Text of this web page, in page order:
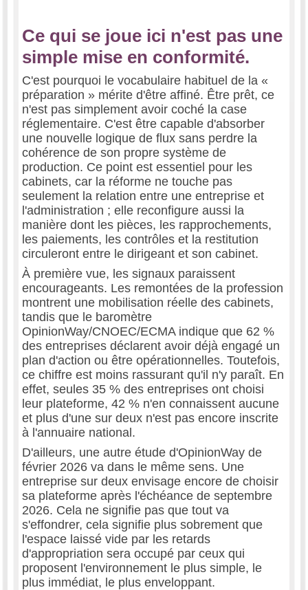
Ce qui se joue ici n'est pas une
simple mise en conformité.
C'est pourquoi le vocabulaire habituel de la «
préparation » mérite d'être affiné. Être prêt, ce
n'est pas simplement avoir coché la case
réglementaire. C'est être capable d'absorber
une nouvelle logique de flux sans perdre la
cohérence de son propre système de
production. Ce point est essentiel pour les
cabinets, car la réforme ne touche pas
seulement la relation entre une entreprise et
l'administration ; elle reconfigure aussi la
manière dont les pièces, les rapprochements,
les paiements, les contrôles et la restitution
circuleront entre le dirigeant et son cabinet.
À première vue, les signaux paraissent
encourageants. Les remontées de la profession
montrent une mobilisation réelle des cabinets,
tandis que le baromètre
OpinionWay/CNOEC/ECMA indique que 62 %
des entreprises déclarent avoir déjà engagé un
plan d'action ou être opérationnelles. Toutefois,
ce chiffre est moins rassurant qu'il n'y paraît. En
effet, seules 35 % des entreprises ont choisi
leur plateforme, 42 % n'en connaissent aucune
et plus d'une sur deux n'est pas encore inscrite
à l'annuaire national.
D'ailleurs, une autre étude d'OpinionWay de
février 2026 va dans le même sens. Une
entreprise sur deux envisage encore de choisir
sa plateforme après l'échéance de septembre
2026. Cela ne signifie pas que tout va
s'effondrer, cela signifie plus sobrement que
l'espace laissé vide par les retards
d'appropriation sera occupé par ceux qui
proposent l'environnement le plus simple, le
plus immédiat, le plus enveloppant.